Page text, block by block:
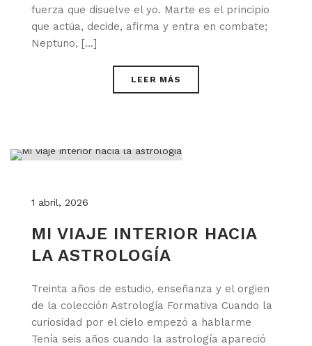
fuerza que disuelve el yo. Marte es el principio
que actúa, decide, afirma y entra en combate;
Neptuno, [...]
LEER MÁS
1 abril, 2026
MI VIAJE INTERIOR HACIA
LA ASTROLOGÍA
Treinta años de estudio, enseñanza y el orgien
de la colección Astrología Formativa Cuando la
curiosidad por el cielo empezó a hablarme
Tenía seis años cuando la astrología apareció